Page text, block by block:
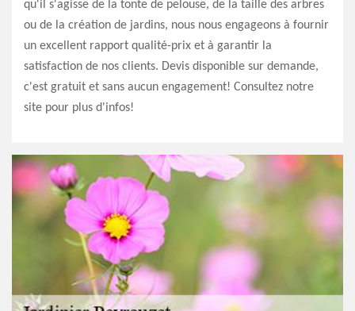
qu'il s'agisse de la tonte de pelouse, de la taille des arbres
ou de la création de jardins, nous nous engageons à fournir
un excellent rapport qualité-prix et à garantir la
satisfaction de nos clients. Devis disponible sur demande,
c'est gratuit et sans aucun engagement! Consultez notre
site pour plus d'infos!